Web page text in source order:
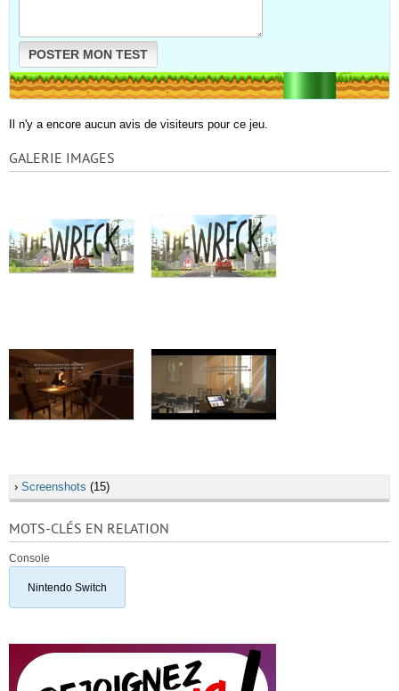
POSTER MON TEST
Il n'y a encore aucun avis de visiteurs pour ce jeu.
GALERIE IMAGES
› Screenshots (15)
MOTS-CLÉS EN RELATION
Console
Nintendo Switch